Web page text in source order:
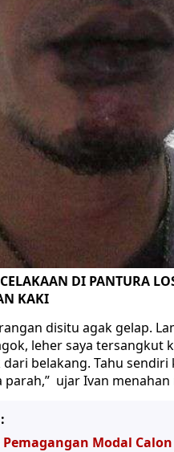
DI PANTURA
KAKI
disitu agak gelap.
leher saya tersangkut
belakang. Tahu
parah,” ujar Ivan menahan
Pemagangan Modal